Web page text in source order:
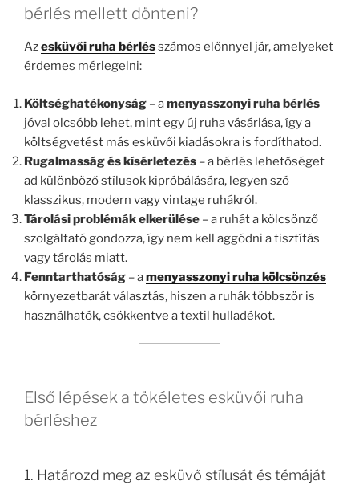
bérlés mellett dönteni?
Azesküvői ruha bérlésszámos előnnyel jár, amelyeket
érdemes mérlegelni:
Költséghatékonyság – amenyasszonyi ruha bérlés
jóval olcsóbb lehet, mint egy új ruha vásárlása, így a
költségvetést más esküvői kiadásokra is fordíthatod.
Rugalmasság és kísérletezés – a bérlés lehetőséget
ad különböző stílusok kipróbálására, legyen szó
klasszikus, modern vagy vintage ruhákról.
Tárolási problémák elkerülése – a ruhát a kölcsönző
szolgáltató gondozza, így nem kell aggódni a tisztítás
vagy tárolás miatt.
Fenntarthatóság – amenyasszonyi ruha kölcsönzés
környezetbarát választás, hiszen a ruhák többször is
használhatók, csökkentve a textil hulladékot.
Első lépések a tökéletes esküvői ruha
bérléshez
1. Határozd meg az esküvő stílusát és témáját